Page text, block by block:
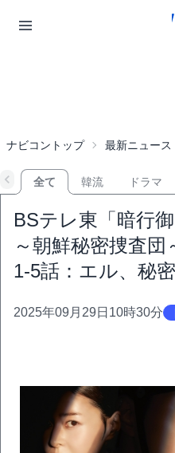
ナビコントップ 最新ニュース
全て 韓流 ドラマ
BSテレ東「暗行
～朝鮮秘密捜査団
1-5話：エル、秘
2025年09月29日10時30分